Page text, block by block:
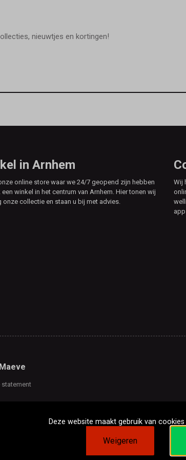
nieuwtjes en kortingen!
in Arnhem
online store waar we 24/7 geopend zijn hebben
winkel in het centrum van Arnhem. Hier tonen wij
onze collectie en staan u bij met advies.
Wij
statement
Deze website maakt gebruik van
Weigeren